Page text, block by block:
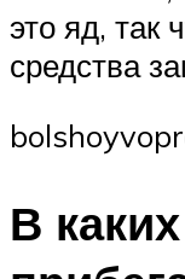
это яд, так
средства
В